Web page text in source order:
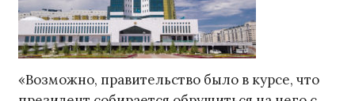
«Возможно, правительство было в курсе, что